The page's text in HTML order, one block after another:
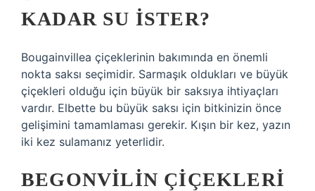
KADAR SU ISTER?
Bougainvillea çiçeklerinin bakımında en önemli
nokta saksı seçimidir. Sarmaşık oldukları ve büyük
çiçekleri olduğu için büyük bir saksıya ihtiyaçları
vardır. Elbette bu büyük saksı için bitkinizin önce
gelişimini tamamlaması gerekir. Kışın bir kez, yazın
iki kez sulamanız yeterlidir.
BEGONVILIN ÇIÇEKLERI